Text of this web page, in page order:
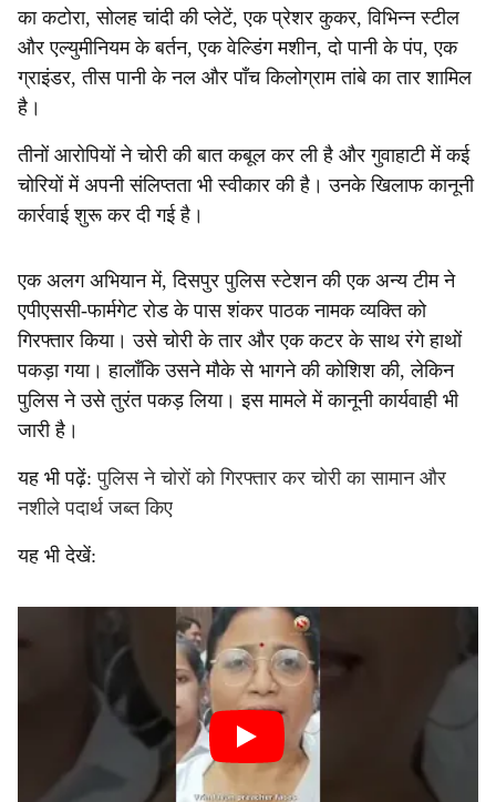
का कटोरा, सोलह चांदी की प्लेटें, एक प्रेशर कुकर, विभिन्न स्टील
और एल्युमीनियम के बर्तन, एक वेल्डिंग मशीन, दो पानी के पंप, एक
ग्राइंडर, तीस पानी के नल और पाँच किलोग्राम तांबे का तार शामिल
है।
तीनों आरोपियों ने चोरी की बात कबूल कर ली है और गुवाहाटी में कई
चोरियों में अपनी संलिप्तता भी स्वीकार की है। उनके खिलाफ कानूनी
कार्रवाई शुरू कर दी गई है।
एक अलग अभियान में, दिसपुर पुलिस स्टेशन की एक अन्य टीम ने
एपीएससी-फार्मगेट रोड के पास शंकर पाठक नामक व्यक्ति को
गिरफ्तार किया। उसे चोरी के तार और एक कटर के साथ रंगे हाथों
पकड़ा गया। हालाँकि उसने मौके से भागने की कोशिश की, लेकिन
पुलिस ने उसे तुरंत पकड़ लिया। इस मामले में कानूनी कार्यवाही भी
जारी है।
यह भी पढ़ें:पुलिस ने चोरों को गिरफ्तार कर चोरी का सामान और
नशीले पदार्थ जब्त किए
यह भी देखें: